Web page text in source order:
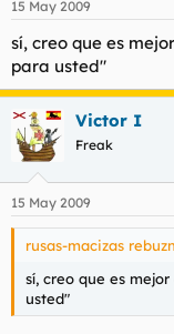
15 May 2009
sí, creo que es
para usted"
Victor I
Freak
15 May 2009
rusas-macizas
sí, creo que es
usted"